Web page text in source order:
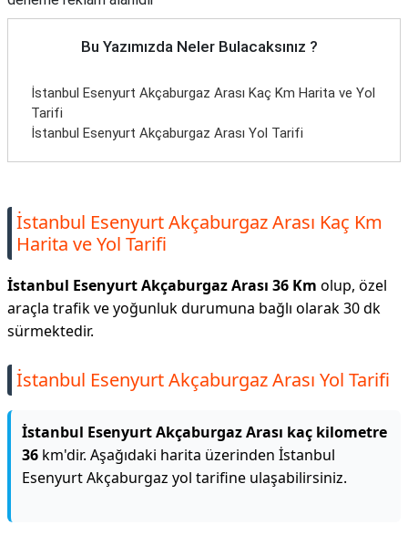
Bu Yazımızda Neler Bulacaksınız ?
İstanbul Esenyurt Akçaburgaz Arası Kaç Km Harita ve Yol
Tarifi
İstanbul Esenyurt Akçaburgaz Arası Yol Tarifi
İstanbul Esenyurt Akçaburgaz Arası Kaç Km
Harita ve Yol Tarifi
İstanbul Esenyurt Akçaburgaz Arası 36 Km olup, özel
araçla trafik ve yoğunluk durumuna bağlı olarak 30 dk
sürmektedir.
İstanbul Esenyurt Akçaburgaz Arası Yol Tarifi
İstanbul Esenyurt Akçaburgaz Arası kaç kilometre
36 km'dir. Aşağıdaki harita üzerinden İstanbul
Esenyurt Akçaburgaz yol tarifine ulaşabilirsiniz.